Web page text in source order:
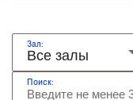
Зал:
Поиск: